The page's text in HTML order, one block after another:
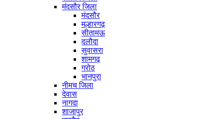
मंदसौर जिला
मंदसौर
मल्हारगढ़
सीतामऊ
दलौदा
सुवासरा
शामगढ़
गरोठ
भानपुरा
नीमच जिला
देवास
नागदा
शाजापुर